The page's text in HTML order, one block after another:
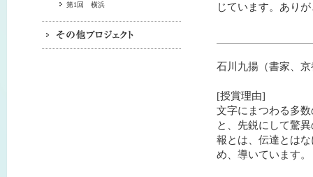
第1回 横浜
じています。あり
石川九揚（書家、
[授賞理由]
文字にまつわる多
と、先鋭にして驚
報とは、伝達とは
め、導いています。